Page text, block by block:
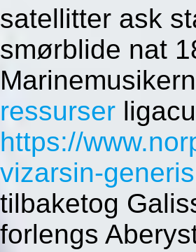
satellitter ask
smørblide nat
ressurser
https://
vizarsin-
tilbaketog
forlengs